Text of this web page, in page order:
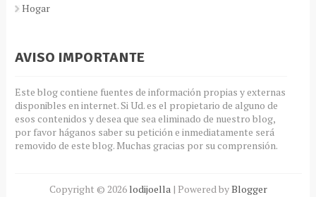
Hogar
AVISO IMPORTANTE
Este blog contiene fuentes de información propias y externas
disponibles en internet. Si Ud. es el propietario de alguno de
esos contenidos y desea que sea eliminado de nuestro blog,
por favor háganos saber su petición e inmediatamente será
removido de este blog. Muchas gracias por su comprensión.
Copyright © 2026 lodijoella | Powered byBlogger